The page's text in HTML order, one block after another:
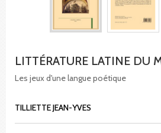
LITTÉRATURE LATINE DU
Les jeux d'une langue poétique
TILLIETTE JEAN-YVES